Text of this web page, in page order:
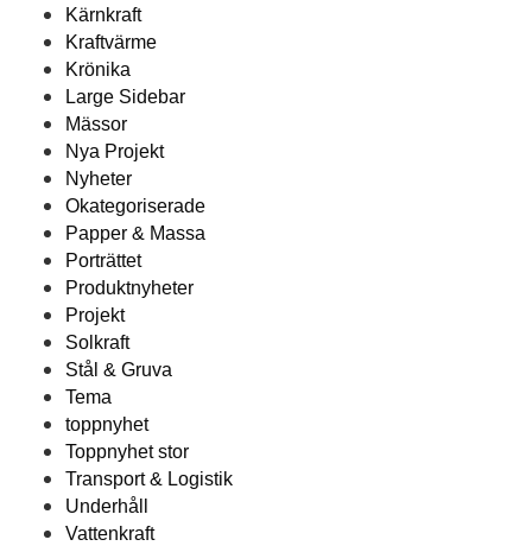
Kärnkraft
Kraftvärme
Krönika
Large Sidebar
Mässor
Nya Projekt
Nyheter
Okategoriserade
Papper & Massa
Porträttet
Produktnyheter
Projekt
Solkraft
Stål & Gruva
Tema
toppnyhet
Toppnyhet stor
Transport & Logistik
Underhåll
Vattenkraft